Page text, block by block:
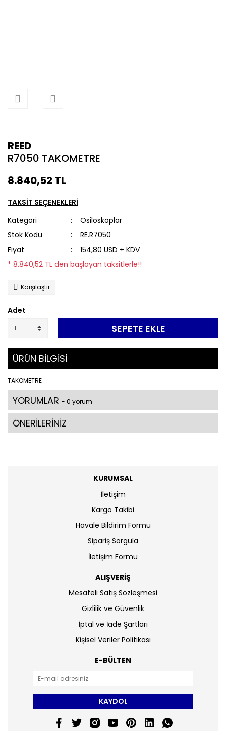
REED
R7050 TAKOMETRE
8.840,52 TL
TAKSİT SEÇENEKLERİ
Kategori
Osiloskoplar
Stok Kodu
RE.R7050
Fiyat
154,80 USD + KDV
* 8.840,52 TL den başlayan taksitlerle!!
Karşılaştır
Adet
SEPETE EKLE
ÜRÜN BİLGİSİ
TAKOMETRE
YORUMLAR - 0 yorum
ÖNERİLERİNİZ
KURUMSAL
İletişim
Kargo Takibi
Havale Bildirim Formu
Sipariş Sorgula
İletişim Formu
ALIŞVERİŞ
Mesafeli Satış Sözleşmesi
Gizlilik ve Güvenlik
İptal ve İade Şartları
Kişisel Veriler Politikası
E-BÜLTEN
KAYDOL